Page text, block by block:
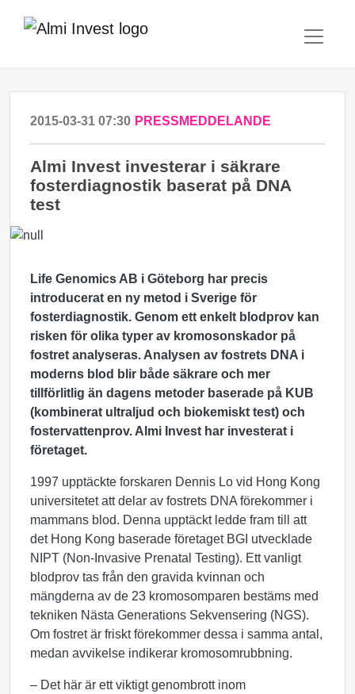
2015-03-31 07:30 PRESSMEDDELANDE
Almi Invest investerar i säkrare
fosterdiagnostik baserat på DNA
test
Life Genomics AB i Göteborg har precis
introducerat en ny metod i Sverige för
fosterdiagnostik. Genom ett enkelt blodprov kan
risken för olika typer av kromosonskador på
fostret analyseras. Analysen av fostrets DNA i
moderns blod blir både säkrare och mer
tillförlitlig än dagens metoder baserade på KUB
(kombinerat ultraljud och biokemiskt test) och
fostervattenprov. Almi Invest har investerat i
företaget.
1997 upptäckte forskaren Dennis Lo vid Hong Kong
universitetet att delar av fostrets DNA förekommer i
mammans blod. Denna upptäckt ledde fram till att
det Hong Kong baserade företaget BGI utvecklade
NIPT (Non-Invasive Prenatal Testing). Ett vanligt
blodprov tas från den gravida kvinnan och
mängderna av de 23 kromosomparen bestäms med
tekniken Nästa Generations Sekvensering (NGS).
Om fostret är friskt förekommer dessa i samma antal,
medan avvikelse indikerar kromosomrubbning.
– Det här är ett viktigt genombrott inom